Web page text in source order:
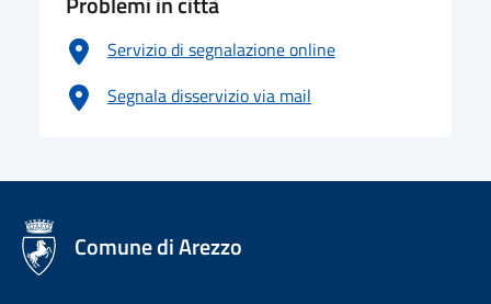
Servizio di segnalazione online
Segnala disservizio via mail
logo Unione Europea
Comune di Arezzo